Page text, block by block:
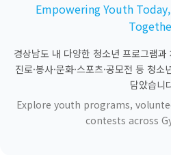
Empowering Youth
경상남도 내 다양한 청소년 프로그램
진로·봉사·문화·스포츠·공모전 등 청
담았습니
Explore youth programs,
contests across